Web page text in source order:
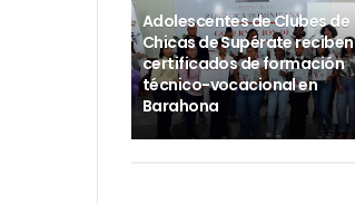
Adolescentes de Clubes de
Chicas de Supérate reciben
certificados de formación
técnico-vocacional en
Barahona